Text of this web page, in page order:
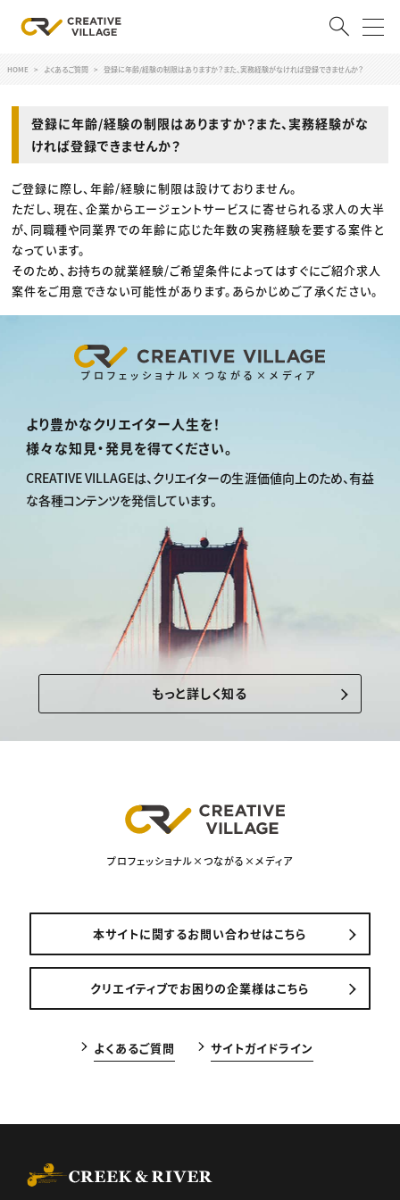
クリエイター求人を探す
CREATIVE JOB求人検索
特集求人
採用説明会
転職支援サービス
CONTENTS
スキルアップしたい！ トップ
編集・ライティング
マーケティング
ディレクション
業界解説・キャリア事情
お役立ち基礎知識
TOP Creator’s コラム
Webクリエイター
アプリクリエイター
ゲームクリエイター
マーケッター
クリエイターインタビュー
C＆R Magazine
セミナー
ニュース・トレンド
ニュース・トレンド トップ
Web
CREATIVE VILLAGEからのお知らせ
プロフェッショナル×つながる×メディア
HOME よくあるご質問 登録に年齢/経験の制限はありますか？また、実務経験がなければ登録できませんか？
登録に年齢/経験の制限はありますか？また、実務経験がな
ければ登録できませんか？
ご登録に際し、年齢/経験に制限は設けておりません。
ただし、現在、企業からエージェントサービスに寄せられる求人の大半
が、同職種や同業界での年齢に応じた年数の実務経験を要する案件と
なっています。
そのため、お持ちの就業経験/ご希望条件によってはすぐにご紹介求人
案件をご用意できない可能性があります。あらかじめご了承ください。
プロフェッショナル×つながる×メディア
より豊かなクリエイター人生を！
様々な知見・発見を得てください。
CREATIVE VILLAGEは、 クリエイターの生涯価値向上のため、有益
な各種コンテンツを発信しています。
もっと詳しく知る
プロフェッショナル×つながる×メディア
本サイトに関するお問い合わせはこちら
クリエイティブでお困りの企業様はこちら
よくあるご質問 サイトガイドライン